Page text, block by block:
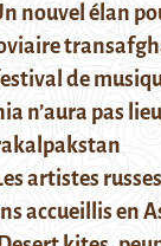
nouvel élan
de
n’aura pas
artistes
accueillis en